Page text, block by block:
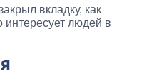
вкладку, как
интересует людей в